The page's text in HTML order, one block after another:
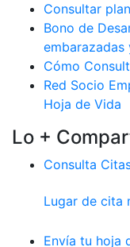
Consultar
Bono de
embarazadas
Cómo
Red Socio
Hoja de Vida
Lo +
Consulta
Lugar de cita
Envía tu hoja